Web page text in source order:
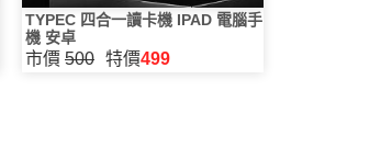
TYPEC 四合一讀卡機 IPAD 電腦手
機 安卓
市價 500 特價499